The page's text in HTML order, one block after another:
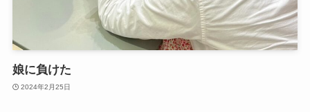
娘に負けた
2024年2月25日